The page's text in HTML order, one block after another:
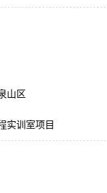
山区
实训室项目